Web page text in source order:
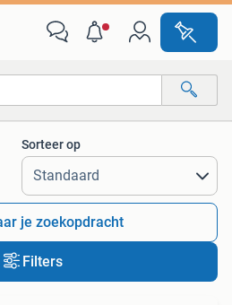
afstanden…
Sorteer op
je zoekopdracht
Filters